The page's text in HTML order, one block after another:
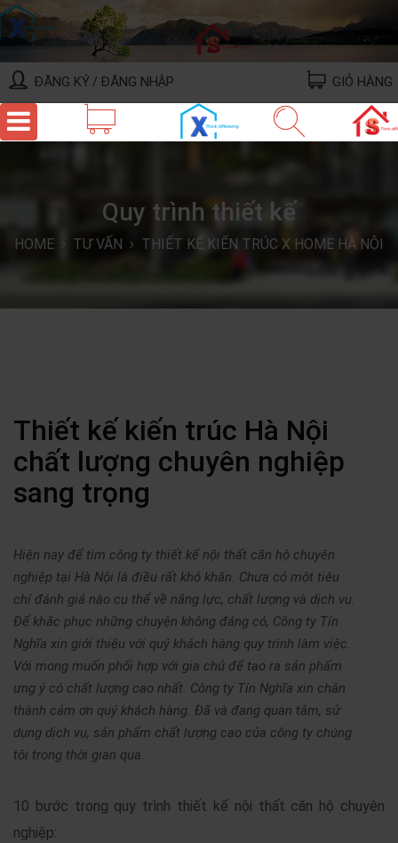
ĐĂNG KÝ / ĐĂNG NHẬP GIỎ HÀNG
Quy trình thiết kế
HOME TƯ VẤN THIẾT KẾ KIẾN TRÚC X HOME HÀ NỘI
Thiết kế kiến trúc Hà Nội
chất lượng chuyên nghiệp
sang trọng
Hiện nay để tìm công ty thiết kế nội thất căn hộ chuyên
nghiệp tại Hà Nội là điều rất khó khăn. Chưa có một tiêu
chí đánh giá nào cụ thể về năng lực, chất lượng và dịch vụ.
Để khắc phục những chuyện không đáng có, Công ty Tín
Nghĩa xin giới thiệu với quý khách hàng quy trình làm việc.
Với mong muốn phối hợp với gia chủ để tạo ra sản phẩm
ưng ý có chất lượng cao nhất. Công ty Tín Nghĩa xin chân
thành cảm ơn quý khách hàng. Đã và đang quan tâm, sử
dụng dịch vụ, sản phẩm chất lượng cao của công ty chúng
tôi trong thời gian qua.
10 bước trong quy trình thiết kế nội thất căn hộ chuyên
nghiệp: